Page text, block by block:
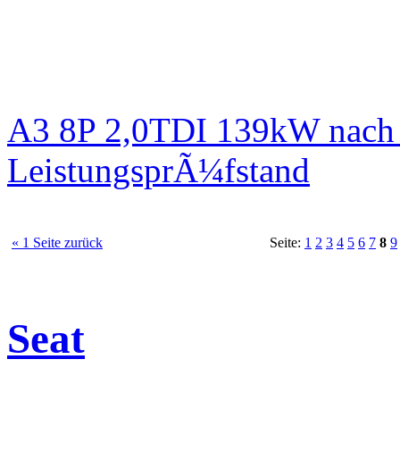
A3 8P 2,0TDI 139kW
LeistungsprÃ¼fstand
« 1 Seite zurück Seite: 1 2 3 4 5 6 7 8 9
Seat